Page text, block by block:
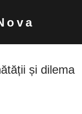
și dilema